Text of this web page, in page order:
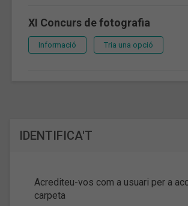
IDENTIFICA'T
Acrediteu-vos com a usuari per a
carpeta
XI Concurs de fotografia
Informació Tria una opció